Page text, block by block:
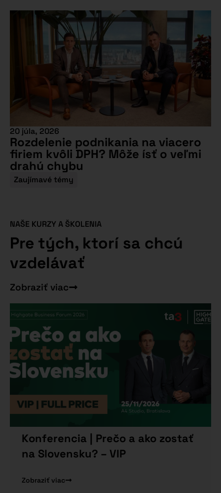
20 júla, 2026
Rozdelenie podnikania na viacero
firiem kvôli DPH? Môže ísť o veľmi
drahú chybu
Zaujímavé témy
NAŠE KURZY A ŠKOLENIA
Pre tých, ktorí sa chcú
vzdelávať
Zobraziť viac
Konferencia | Prečo a ako zostať
na Slovensku? – VIP
Zobraziť viac